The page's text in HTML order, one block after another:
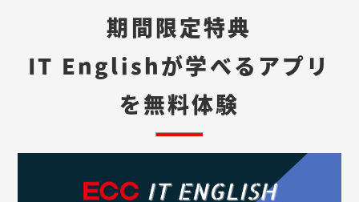
期間限定特典
IT Englishが学べるアプリ
を無料体験